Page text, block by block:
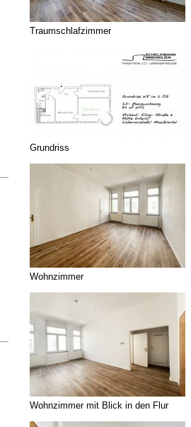
Traumschlafzimmer
Grundriss
Wohnzimmer
Wohnzimmer mit Blick in den Flur